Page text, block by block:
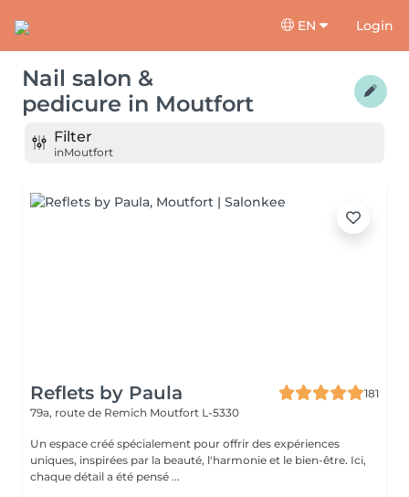
EN Login
Nail salon &
pedicure in Moutfort
Filter
inMoutfort
Reflets by Paula
181
79a, route de Remich Moutfort L-5330
Un espace créé spécialement pour offrir des expériences
uniques, inspirées par la beauté, l'harmonie et le bien-être. Ici,
chaque détail a été pensé ...